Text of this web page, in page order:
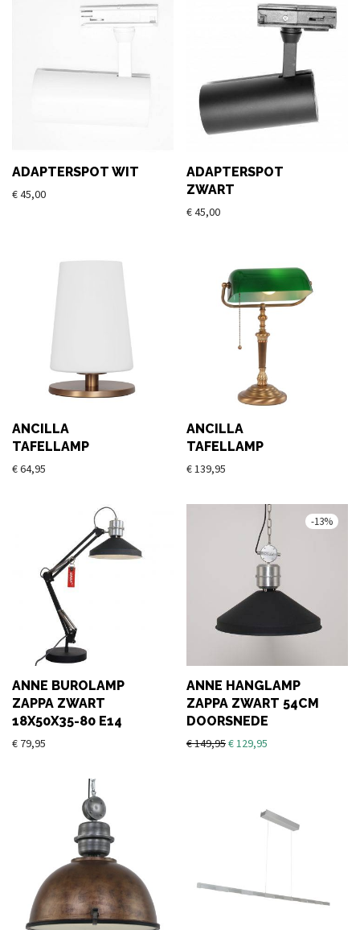
ADAPTERSPOT WIT
€45,00
ADAPTERSPOT
ZWART
€45,00
ANCILLA
TAFELLAMP
€64,95
ANCILLA
TAFELLAMP
€139,95
ANNE BUROLAMP
ZAPPA ZWART
18X50X35-80 E14
€ 79,95
-13%
ANNE HANGLAMP
ZAPPA ZWART 54CM
DOORSNEDE
€149,95€129,95